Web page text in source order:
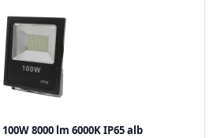
8000 lm 6000K IP65 alb